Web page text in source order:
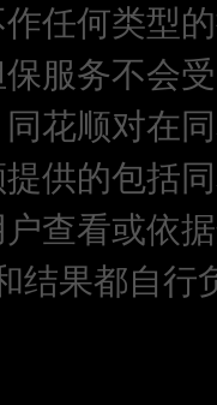
任何类型
服务不会
花顺对在
供的包括
查看或依
结果都自行